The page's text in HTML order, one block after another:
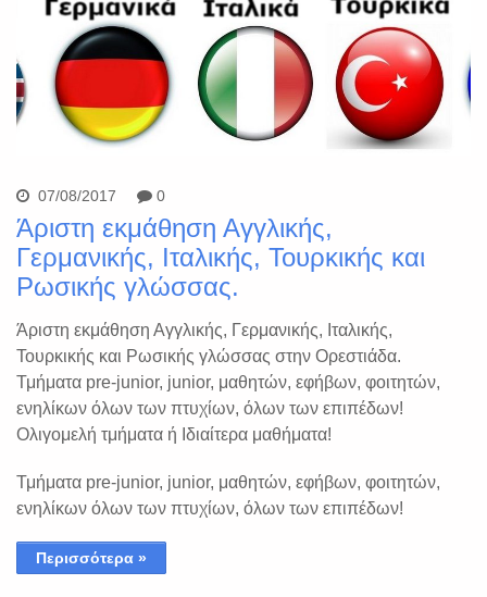
07/08/2017 0
Άριστη εκμάθηση Αγγλικής,
Γερμανικής, Ιταλικής, Τουρκικής και
Ρωσικής γλώσσας.
Άριστη εκμάθηση Αγγλικής, Γερμανικής, Ιταλικής,
Τουρκικής και Ρωσικής γλώσσας στην Ορεστιάδα.
Τμήματα pre-junior, junior, μαθητών, εφήβων, φοιτητών,
ενηλίκων όλων των πτυχίων, όλων των επιπέδων!
Ολιγομελή τμήματα ή Ιδιαίτερα μαθήματα!
Τμήματα pre-junior, junior, μαθητών, εφήβων, φοιτητών,
ενηλίκων όλων των πτυχίων, όλων των επιπέδων!
Περισσότερα »